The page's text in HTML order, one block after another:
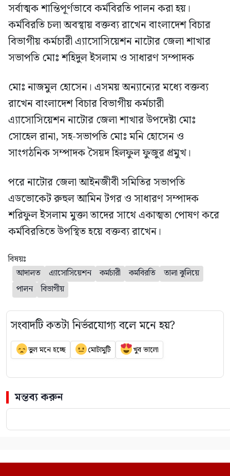
সর্বাত্মক শান্তিপূর্ণভাবে কর্মবিরতি পালন করা হয়।
কর্মবিরতি চলা অবস্থায় বক্তব্য রাখেন বাংলাদেশ বিচার
বিভাগীয় কর্মচারী এ্যাসোসিয়েশন নাটোর জেলা শাখার
সভাপতি মোঃ শহিদুল ইসলাম ও সাধারণ সম্পাদক
মোঃ নাজমুল হোসেন। এসময় অন্যান্যের মধ্যে বক্তব্য
রাখেন বাংলাদেশ বিচার বিভাগীয় কর্মচারী
এ্যাসোসিয়েশন নাটোর জেলা শাখার উপদেষ্টা মোঃ
সোহেল রানা, সহ-সভাপতি মোঃ মনি হোসেন ও
সাংগঠনিক সম্পাদক সৈয়দ হিলফুল ফুজুর প্রমুখ।
পরে নাটোর জেলা আইনজীবী সমিতির সভাপতি
এডভোকেট রুহুল আমিন টগর ও সাধারণ সম্পাদক
শরিফুল ইসলাম মুক্তা তাদের সাথে একাত্মতা পোষণ করে
কর্মবিরতিতে উপস্থিত হয়ে বক্তব্য রাখেন।
বিষয়ঃ
আদালত
এ্যাসোসিয়েশন কর্মচারী কর্মবিরতি
তালা ঝুলিয়ে
পালন
বিভাগীয়
সংবাদটি কতটা নির্ভরযোগ্য বলে মনে হয়?
ভুল মনে হচ্ছে মোটামুটি খুব ভালো
মন্তব্য করুন